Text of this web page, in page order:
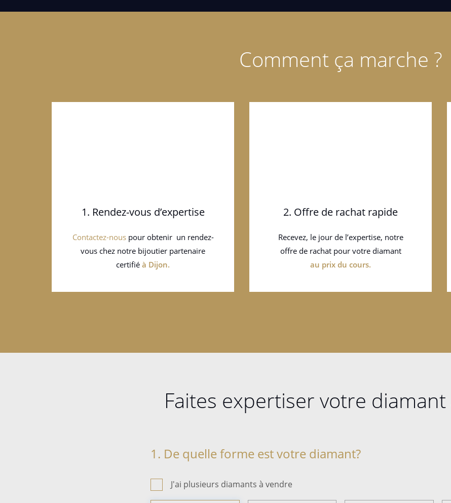
Comment ça marche ?
1. Rendez-vous d’expertise
Contactez-nouspour obtenir un rendez-
vous chez notre bijoutier partenaire
certifié à Dijon.
2. Offre de rachat rapide
Recevez, le jour de l’expertise, notre
offre de rachat pour votre diamant
au prix du cours.
Faites expertiser votre diamant
1. De quelle forme est votre diamant?
J'ai plusieurs diamants à vendre